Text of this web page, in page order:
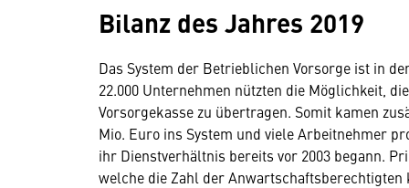
Bilanz des Jahres 2019
Das System der Betrieblichen Vorsorge ist in
22.000 Unternehmen nützten die Möglichkeit,
Vorsorgekasse zu übertragen. Somit kamen
Mio. Euro ins System und viele Arbeitnehmer
ihr Dienstverhältnis bereits vor 2003 begann.
welche die Zahl der